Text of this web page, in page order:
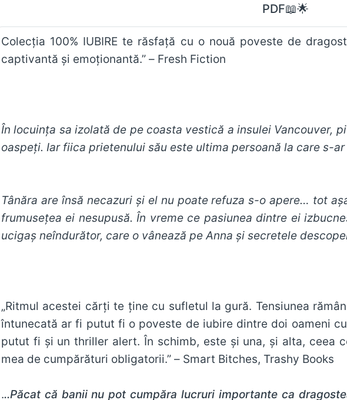
PDF📖🌟
Colecţia 100% IUBIRE te răsfaţă cu o nouă poveste de
captivantă şi emoţionantă.” – Fresh Fiction
În locuinţa sa izolată de pe coasta vestică a insulei Vancouver,
oaspeţi. Iar fiica prietenului său este ultima persoană la care s-
Tânăra are însă necazuri şi el nu poate refuza s-o apere… tot
frumuseţea ei nesupusă. În vreme ce pasiunea dintre ei
ucigaş neîndurător, care o vânează pe Anna şi secretele
„Ritmul acestei cărţi te ţine cu sufletul la gură. Tensiunea
întunecată ar fi putut fi o poveste de iubire dintre doi oameni
putut fi şi un thriller alert. În schimb, este şi una, şi alta, ceea
mea de cumpărături obligatorii.” – Smart Bitches, Trashy Books
...Păcat că banii nu pot cumpăra lucruri importante ca